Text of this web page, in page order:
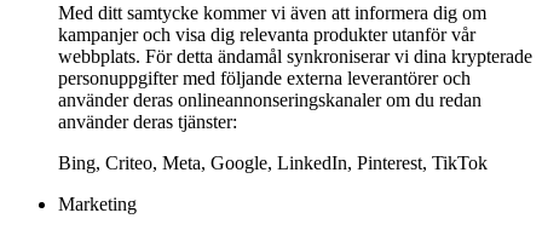
Med ditt samtycke kommer vi även att informera dig om
kampanjer och visa dig relevanta produkter utanför vår
webbplats. För detta ändamål synkroniserar vi dina krypterade
personuppgifter med följande externa leverantörer och
använder deras onlineannonseringskanaler om du redan
använder deras tjänster:
Bing, Criteo, Meta, Google, LinkedIn, Pinterest, TikTok
Marketing